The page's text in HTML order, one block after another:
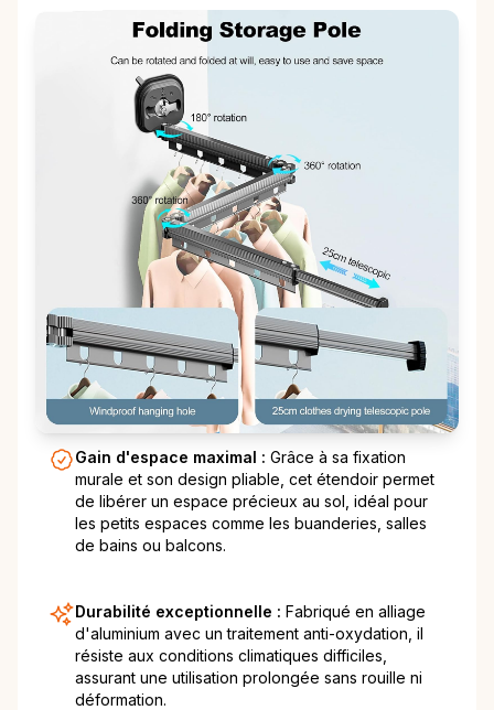
Gain d'espace maximal : Grâce à sa fixation
murale et son design pliable, cet étendoir permet
de libérer un espace précieux au sol, idéal pour
les petits espaces comme les buanderies, salles
de bains ou balcons.
Durabilité exceptionnelle : Fabriqué en alliage
d'aluminium avec un traitement anti-oxydation, il
résiste aux conditions climatiques difficiles,
assurant une utilisation prolongée sans rouille ni
déformation.